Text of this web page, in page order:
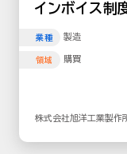
インボイス制
業種 製造
領域 購買
株式会社旭洋工業製作